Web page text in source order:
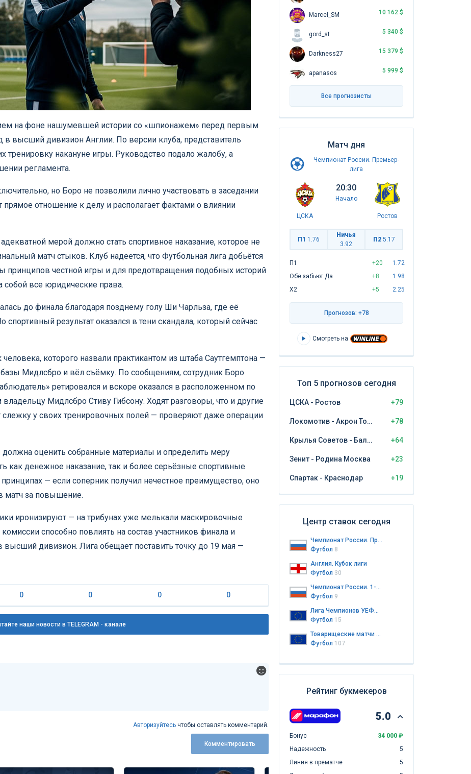
на фоне нашумевшей истории со «шпионажем» перед первым
высший дивизион Англии. По версии клуба, представитель
тренировку накануне игры. Руководство подало жалобу, а
регламента.
но Боро не позволили лично участвовать в заседании
прямое отношение к делу и располагает фактами о влиянии
мерой должно стать спортивное наказание, которое не
матч стыков. Клуб надеется, что Футбольная лига добьётся
принципов честной игры и для предотвращения подобных историй
собой все юридические права.
до финала благодаря позднему голу Ши Чарльза, где её
результат оказался в тени скандала, который сейчас
которого назвали практикантом из штаба Саутгемптона —
Мидлсбро и вёл съёмку. По сообщениям, сотрудник Боро
ретировался и вскоре оказался в расположенном по
Мидлсбро Стиву Гибсону. Ходят разговоры, что и другие
у своих тренировочных полей — проверяют даже операции
оценить собранные материалы и определить меру
как денежное наказание, так и более серьёзные спортивные
— если соперник получил нечестное преимущество, оно
матч за повышение.
иронизируют — на трибунах уже мелькали маскировочные
способно повлиять на состав участников финала и
высший дивизион. Лига обещает поставить точку до 19 мая —
0 0 0 0
наши новости в TELEGRAM - канале
Авторизуйтесь чтобы оставлять комментарий.
Комментировать
Marcel_SM 10 162 $
gord_st 5 340 $
Darkness27 15 379 $
apanasos 5 999 $
Все прогнозисты
Матч дня
Чемпионат России. Премьер-
лига
ЦСКА
20:30
Начало
Ростов
П1 1.76
Ничья
3.92
П2 5.17
П1 +20
1.72
Обе забьют Да
+8
1.98
Х2
+5 2.25
Прогнозов: +78
Смотреть на
Топ 5 прогнозов сегодня
ЦСКА - Ростов +79
Локомотив - Акрон Тольятти +78
Крылья Советов - Балтика Калининград +64
Зенит - Родина Москва +23
Спартак - Краснодар +19
Центр ставок сегодня
Чемпионат России. Премьер-лига
Футбол 8
Англия. Кубок лиги
Футбол 30
Чемпионат России. 1-я лига
Футбол 9
Лига Чемпионов УЕФА. Женщины
Футбол 15
Товарищеские матчи клубов
Футбол 107
Рейтинг букмекеров
5.0
Бонус
34 000 ₽
Надежность
5
Линия в прематче
5